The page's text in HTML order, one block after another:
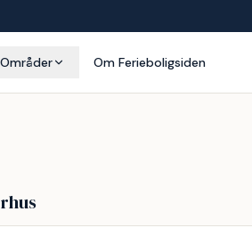
Områder Om Ferieboligsiden